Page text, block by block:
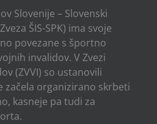
Slovenije – Slovenski
ŠIS-SPK) ima svoje
povezane s športno
invalidov. V Zvezi
(ZVVI) so ustanovili
začela organizirano skrbeti
kasneje pa tudi za